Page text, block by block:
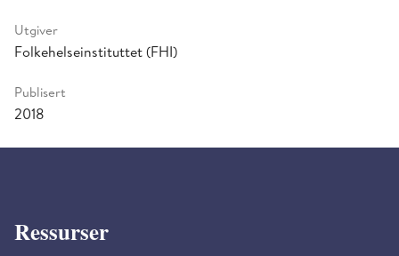
Utgiver
Folkehelseinstituttet (FHI)
Publisert
2018
Ressurser